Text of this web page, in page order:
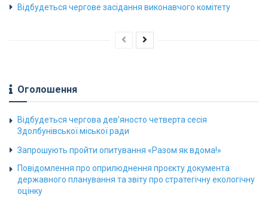
Відбудеться чергове засідання виконавчого комітету
Оголошення
Відбудеться чергова дев’яносто четверта сесія
Здолбунівської міської ради
Запрошують пройти опитування «Разом як вдома!»
Повідомлення про оприлюднення проєкту документа
державного планування та звіту про стратегічну екологічну
оцінку